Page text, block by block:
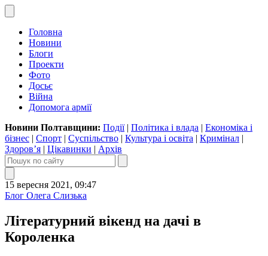
Головна
Новини
Блоги
Проекти
Фото
Досьє
Війна
Допомога армії
Новини Полтавщини: Події| Політика і влада | Економіка і
бізнес | Спорт | Суспільство | Культура і освіта | Кримінал |
Здоров’я | Цікавинки | Архів
15 вересня 2021, 09:47
Блог Олега Слизька
Літературний вікенд на дачі в
Короленка